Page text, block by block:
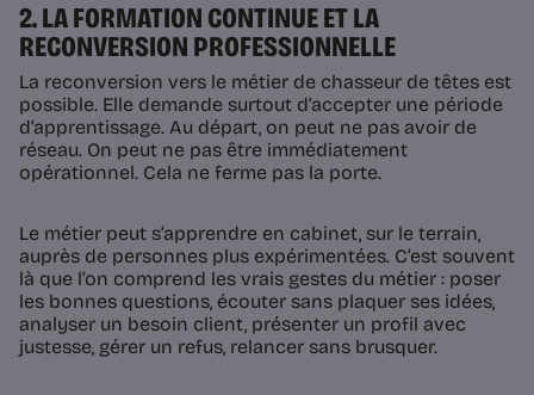
2. LA FORMATION CONTINUE ET LA
RECONVERSION PROFESSIONNELLE
La reconversion vers le métier de chasseur de têtes est
possible. Elle demande surtout d’accepter une période
d’apprentissage. Au départ, on peut ne pas avoir de
réseau. On peut ne pas être immédiatement
opérationnel. Cela ne ferme pas la porte.
Le métier peut s’apprendre en cabinet, sur le terrain,
auprès de personnes plus expérimentées. C’est souvent
là que l’on comprend les vrais gestes du métier : poser
les bonnes questions, écouter sans plaquer ses idées,
analyser un besoin client, présenter un profil avec
justesse, gérer un refus, relancer sans brusquer.